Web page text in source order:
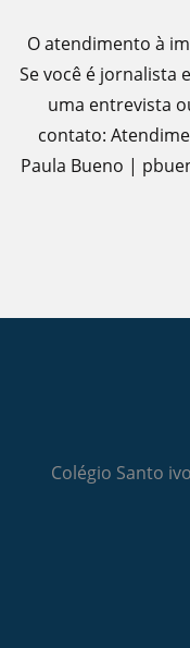
O atendimento à
Se você é jornalista
uma entrevista
contato:
Paula Bueno |
Colégio Santo ivo